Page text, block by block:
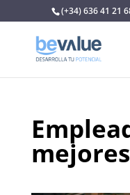
(+34) 636 41 21